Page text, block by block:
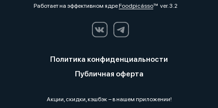
Работает на эффективном ядреFoodpicássover. 3.2
Политика конфиденциальности
Публичная оферта
Акции, скидки, кэшбэк − в нашем приложении!